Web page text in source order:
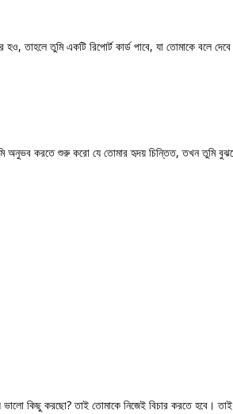
তাহলে তুমি একটি রিপোর্ট কার্ড পাবে, যা তোমাকে বলে
করতে শুরু করো যে তোমার হৃদয় চিন্তিত, তখন তুমি
কিছু করছো? তাই তোমাকে নিজেই বিচার করতে হবে।